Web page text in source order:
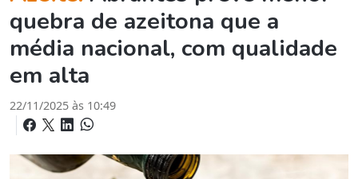
quebra de azeitona que a
média nacional, com qualidade
em alta
22/11/2025 às 10:49